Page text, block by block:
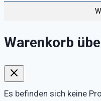
Warenkorb
Es befinden sich keine